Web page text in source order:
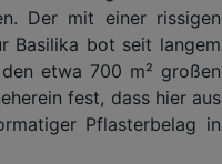
Der mit einer rissigen
Basilika bot seit langem
etwa 700 m² großen
fest, dass hier aus
Pflasterbelag in